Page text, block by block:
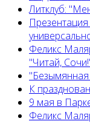
Литклуб:
Феликс
"Читай,
К
9 мая в
Феликс